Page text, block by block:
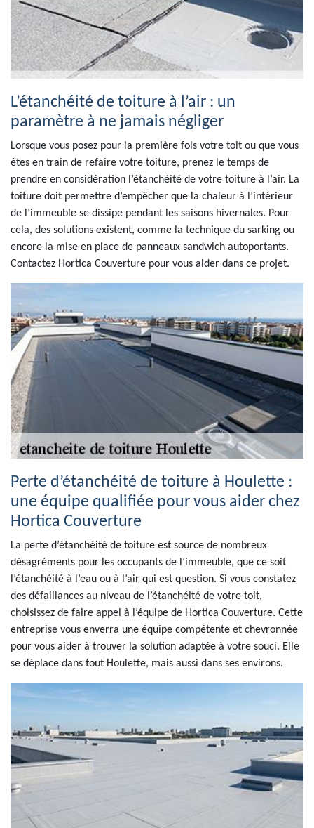
L’étanchéité de toiture à l’air : un
paramètre à ne jamais négliger
Lorsque vous posez pour la première fois votre toit ou que vous
êtes en train de refaire votre toiture, prenez le temps de
prendre en considération l’étanchéité de votre toiture à l’air. La
toiture doit permettre d’empêcher que la chaleur à l’intérieur
de l’immeuble se dissipe pendant les saisons hivernales. Pour
cela, des solutions existent, comme la technique du sarking ou
encore la mise en place de panneaux sandwich autoportants.
Contactez Hortica Couverture pour vous aider dans ce projet.
Perte d’étanchéité de toiture à Houlette :
une équipe qualifiée pour vous aider chez
Hortica Couverture
La perte d’étanchéité de toiture est source de nombreux
désagréments pour les occupants de l’immeuble, que ce soit
l’étanchéité à l’eau ou à l’air qui est question. Si vous constatez
des défaillances au niveau de l’étanchéité de votre toit,
choisissez de faire appel à l’équipe de Hortica Couverture. Cette
entreprise vous enverra une équipe compétente et chevronnée
pour vous aider à trouver la solution adaptée à votre souci. Elle
se déplace dans tout Houlette, mais aussi dans ses environs.